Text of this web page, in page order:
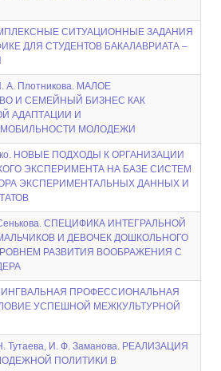
СИТУАЦИОННЫЕ ЗАДАНИЯ
ДЛЯ СТУДЕНТОВ БАКАЛАВРИАТА –
А. Плотникова. МАЛОЕ
И СЕМЕЙНЫЙ БИЗНЕС КАК
АДАПТАЦИИ И
МОЛОДЕЖИ
НОВЫЕ ПОДХОДЫ К ОРГАНИЗАЦИИ
ЭКСПЕРИМЕНТА НА БАЗЕ СИСТЕМ
ЭКСПЕРИМЕНТАЛЬНЫХ ДАННЫХ И
СПЕЦИФИКА ИНТЕГРАЛЬНОЙ
И ДЕВОЧЕК ДОШКОЛЬНОГО
РАЗВИТИЯ ВООБРАЖЕНИЯ С
ПРОФЕССИОНАЛЬНАЯ
УСПЕШНОЙ МЕЖКУЛЬТУРНОЙ
Тутаева, И. Ф. Заманова. РЕАЛИЗАЦИЯ
ПОЛИТИКИ В